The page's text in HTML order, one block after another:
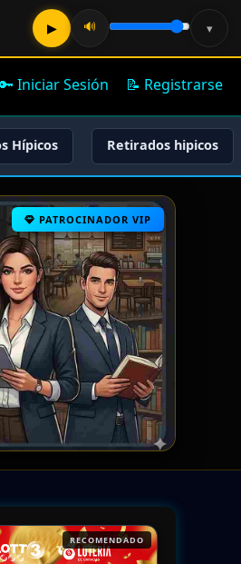
🔑 Iniciar Sesión 📝 Registrarse
Hípicos Retirados hipicos
PATROCINADOR VIP
RECOMENDADO
▶ 🔊 ▾